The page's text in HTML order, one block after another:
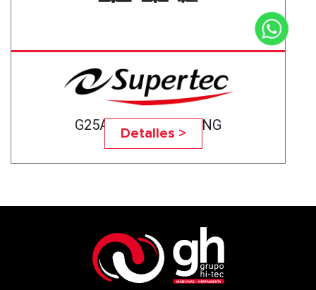
G25A-75CNC BEARING
Detalles >